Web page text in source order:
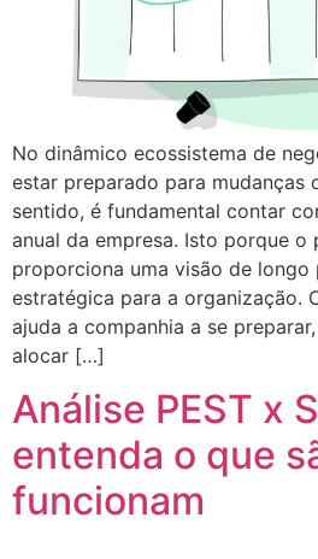
No dinâmico ecossistema de
estar preparado para mudanças
sentido, é fundamental contar
anual da empresa. Isto porque o
proporciona uma visão de longo
estratégica para a organização.
ajuda a companhia a se
alocar […]
Análise PEST x
entenda o que
funcionam